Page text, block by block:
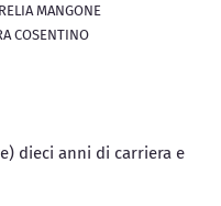
MANGONE
COSENTINO
dieci anni di carriera e